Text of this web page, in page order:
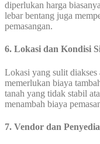
diperlukan harga
lebar bentang juga
pemasangan.
6. Lokasi dan Kondisi
Lokasi yang sulit diakses
memerlukan biaya
tanah yang tidak stabil
menambah biaya
7. Vendor dan